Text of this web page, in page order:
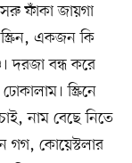
ফাঁকা জায়গা
একজন কি
দরজা বন্ধ করে
স্ক্রিনে
নাম বেছে নিতে
গগ, কোয়েস্টলার